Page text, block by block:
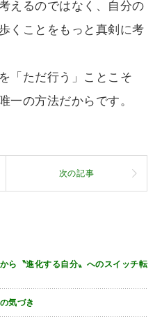
えるのではなく、自分の
くことをもっと真剣に考
「ただ行う」ことこそ
一の方法だからです。
次の記事
ら〝進化する自分〟へのスイッチ転
気づき